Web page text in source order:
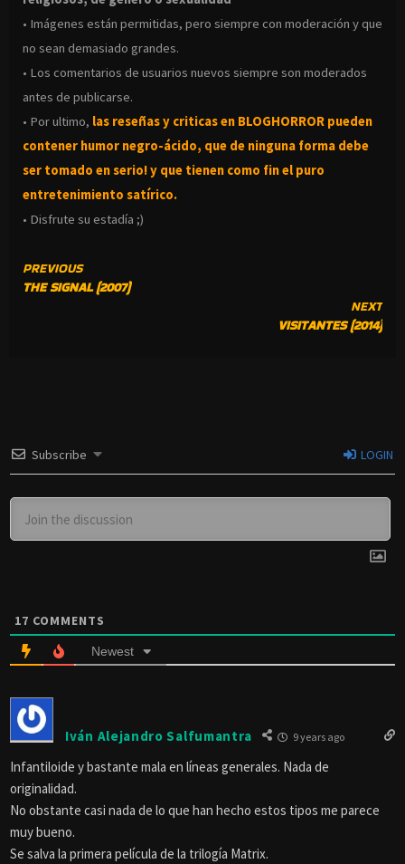
• Imágenes están permitidas, pero siempre con moderación y que
no sean demasiado grandes.
• Los comentarios de usuarios nuevos siempre son moderados
antes de publicarse.
• Por ultimo, las reseñas y criticas en BLOGHORROR pueden
contener humor negro-ácido, que de ninguna forma debe
ser tomado en serio! y que tienen como fin el puro
entretenimiento satírico.
• Disfrute su estadía ;)
CONTINUE
READING
PREVIOUS
THE SIGNAL (2007)
NEXT
VISITANTES (2014)
Subscribe LOGIN
17 COMMENTS
Newest
Iván Alejandro Salfumantra 9 years ago
Infantiloide y bastante mala en líneas generales. Nada de
originalidad.
No obstante casi nada de lo que han hecho estos tipos me parece
muy bueno.
Se salva la primera película de la trilogía Matrix.